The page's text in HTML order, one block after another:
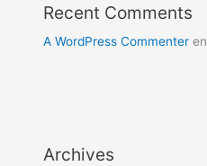
Recent Comments
A WordPress Commenter en
Archives